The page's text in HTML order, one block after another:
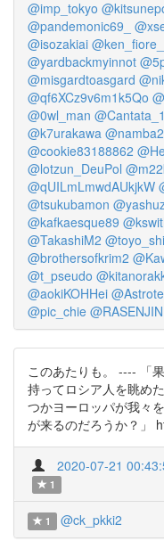
@imp_tokyo
@pandemonic69_
@isozakiai
@yardbackmyinnot
@misgardtoasgard
@qf6XCz9v6m1k5Qo
@0wl_man
@k7urakawa
@cookie83188862
@lotzun_DeuPol
@qUILmLmwdAUkjkW
@tsukubamon
@kafkaesque89
@TakashiM2
@brothersofkrim2
@t_pseudo
@aokiKOHHei
@pic_chie @RASENJIN
このあたりも。 ---- 「
持ってロシア人を眺め
つかヨーロッパが我々
が来るのだろうか？」
2020-07-21
1
1 @ck_pkki2